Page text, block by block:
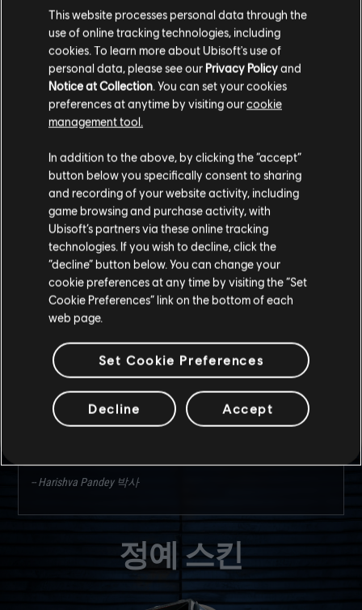
거리 모퉁이에서 연문을 써주며 돈을 받는 중년 남성은 나도
본 적이 없었기에 그가 아프가니스탄으로 향한 것은 그리
놀랍지 않았다… 황홀할 정도로 멋진 문화 아닌가. 외국인들이
언더그라운드 클럽에서 파티를 즐기고 음식점에서 술을
마시기 시작할 즈음 전문 대원 Thorn은 “카버블”이 강하게
터지며 서양인이 손쉽게 표적이 될 것임을 알고 있었다고
한다. 그는 누구보다 먼저 불길한 징조를 알아차렸다. […]
문을 닫아버릴 정도의 압도적인 양의 감각적 정보를 수용해야
했다. 대신에 그는 정상적으로 행동하는 한 방법으로 주변의
모든 것을 구분하고 해체하여 분석했다. 이는 그가 자신의
감정을 내면화하는 이유 중 하나라고 생각한다. […] 그의
부모님은 다정했지만 엄격했다. 그가 인근 지구를
돌아다니도록 허락한 적이 거의 없었다. 이 때문에 그는
자신이 꿈꿔온 세상을 경험하기 위해 군에 입대했다.
카불이란 곳이 그에게 그토록 강인하게 각인된 것은 전혀
놀랍지 않다. 난 그가 여행하기 시작할 때까지 껍질을 깨고
나오지 않았으며, 그의 정신이 우리와 함께하는 지금조차도
그의 가슴은 카불에 있다고 생각한다.[…]
전문 대원 Thorn은 자신의 보고 듣고 파헤치는 능력에서
기인한 놀라울 만한 공감 능력을 보여준다. 사람들은 그에게
자신의 비밀을 털어놓으며, 이는 그가 카불에서 염탐하며
살아남을 수 있었던 이유이다. […] 그가 종적을 감췄던 기간에
관한 보고를 아직도 살펴보는 중이다. 무서운 스릴러물과
같은 내용이지만, 그가 경험을 통해 얻은 상처는 그를 더욱
-- Harishva Pandey 박사
정예 스킨
This website processes personal data through the
use of online tracking technologies, including
cookies. To learn more about Ubisoft's use of
personal data, please see our Privacy Policyand
Notice at Collection. You can set your cookies
preferences at anytime by visiting ourcookie
management tool.
In addition to the above, by clicking the “accept”
button below you specifically consent to sharing
and recording of your website activity, including
game browsing and purchase activity, with
Ubisoft’s partners via these online tracking
technologies. If you wish to decline, click the
“decline” button below. You can change your
cookie preferences at any time by visiting the “Set
Cookie Preferences” link on the bottom of each
web page.
Set Cookie Preferences
Decline Accept